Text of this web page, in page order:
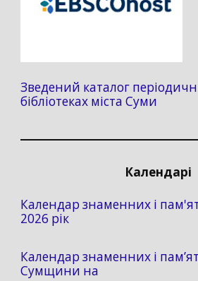
Зведений каталог
бібліотеках міста Суми
Календарі
Календар знаменних і
2026 рік
Календар знаменних і
Сумщини на